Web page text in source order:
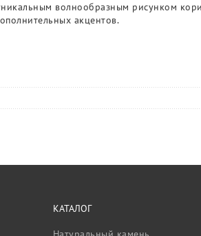
волнообразным рисунком
акцентов.
КАТАЛОГ